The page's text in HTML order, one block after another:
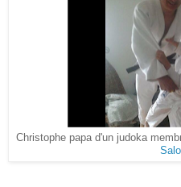
Christophe papa d'un judoka